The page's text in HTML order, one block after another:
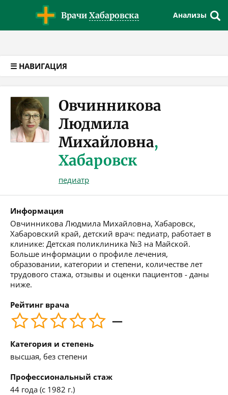
Врачи Хабаровска Анализы
☰ НАВИГАЦИЯ
Овчинникова
Людмила
Михайловна,
Хабаровск
педиатр
Информация
Овчинникова Людмила Михайловна, Хабаровск,
Хабаровский край, детский врач: педиатр, работает в
клинике: Детская поликлиника №3 на Майской.
Больше информации о профиле лечения,
образовании, категории и степени, количестве лет
трудового стажа, отзывы и оценки пациентов - даны
ниже.
Рейтинг врача
—
Категория и степень
высшая, без степени
Профессиональный стаж
44 года (с 1982 г.)